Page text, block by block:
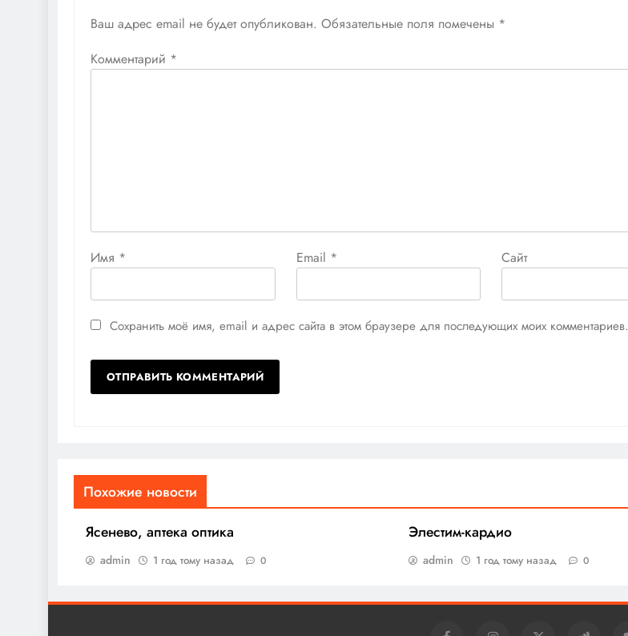
Ваш адрес email не будет опубликован. Обязательные поля помечены *
Комментарий *
Имя * Email * Сайт
Сохранить моё имя, email и адрес сайта в этом браузере для последующих моих комментариев.
Похожие новости
Ясенево, аптека оптика
admin 1 год тому назад 0
Элестим-кардио
admin 1 год тому назад 0